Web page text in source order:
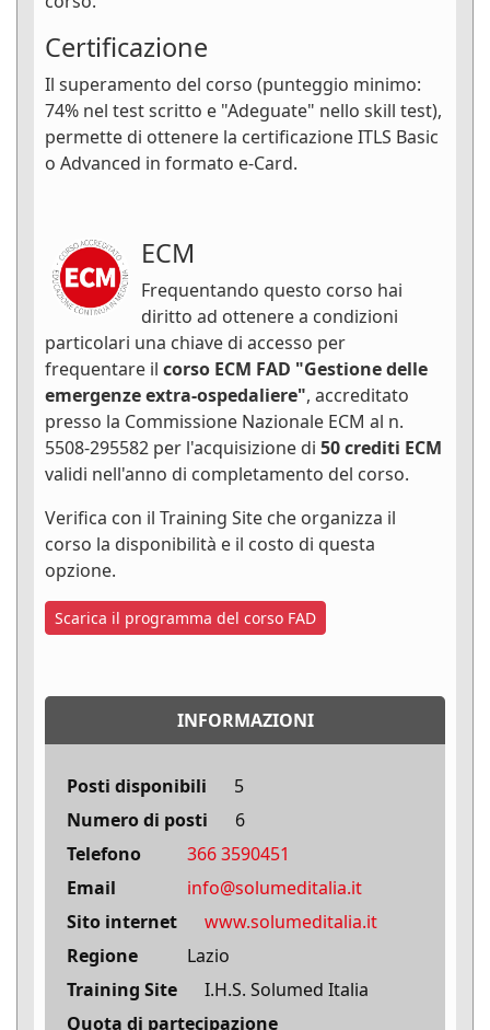
Certificazione
Il superamento del corso (punteggio minimo:
74% nel test scritto e "Adeguate" nello skill test),
permette di ottenere la certificazione ITLS Basic
o Advanced in formato e-Card.
ECM
Frequentando questo corso hai
diritto ad ottenere a condizioni
particolari una chiave di accesso per
frequentare il corso ECM FAD "Gestione delle
emergenze extra-ospedaliere", accreditato
presso la Commissione Nazionale ECM al n.
5508-295582 per l'acquisizione di 50 crediti ECM
validi nell'anno di completamento del corso.
Verifica con il Training Site che organizza il
corso la disponibilità e il costo di questa
opzione.
Scarica il programma del corso FAD
INFORMAZIONI
Posti disponibili
5
Numero di posti
6
Telefono
366 3590451
Email
info@solumeditalia.it
Sito internet
www.solumeditalia.it
Regione
Lazio
Training Site
I.H.S. Solumed Italia
Quota di partecipazione